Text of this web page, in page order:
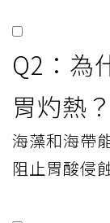
Q2：為
胃灼熱？
海藻和海帶
阻止胃酸侵